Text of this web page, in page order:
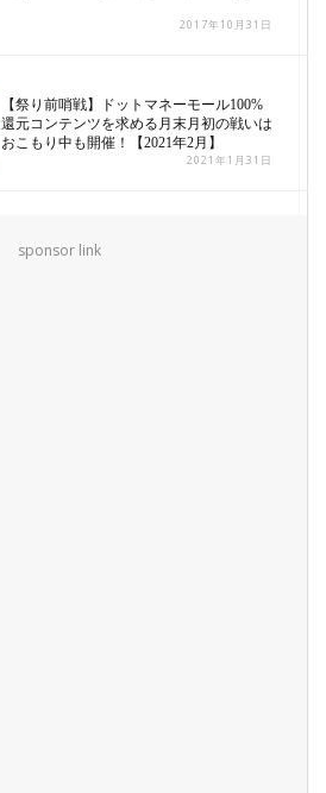
2017年10月31日
【祭り前哨戦】ドットマネーモール100%
還元コンテンツを求める月末月初の戦いは
おこもり中も開催！【2021年2月】
2021年1月31日
sponsor link